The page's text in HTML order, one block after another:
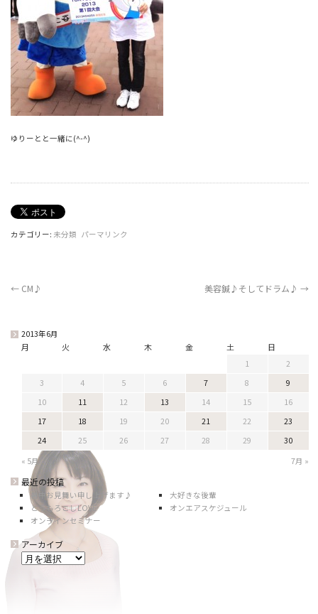
ゆりーとと一緒に(^-^)
カテゴリー: 未分類 パーマリンク
←CM♪ 美容鍼♪そしてドラム♪ →
2013年6月
月 火 水 木 金 土 日
1
2
3
4 5 6 7 8
9
10
11 12 13 14 15
16
17
18 19 20 21 22
23
24
25 26 27 28 29
30
« 5月
7月 »
最近の投稿
暑中お見舞い申し上げます♪
大好きな後輩
とうもろこしLOVE
オンエアスケジュール
オンラインセミナー
アーカイブ
ア